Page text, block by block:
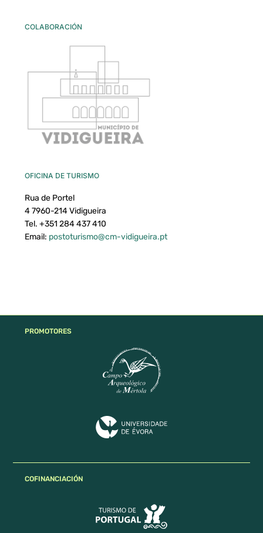
COLABORACIÓN
OFICINA DE TURISMO
Rua de Portel
4 7960-214 Vidigueira
Tel. +351 284 437 410
Email: postoturismo@cm-vidigueira.pt
PROMOTORES
COFINANCIACIÓN